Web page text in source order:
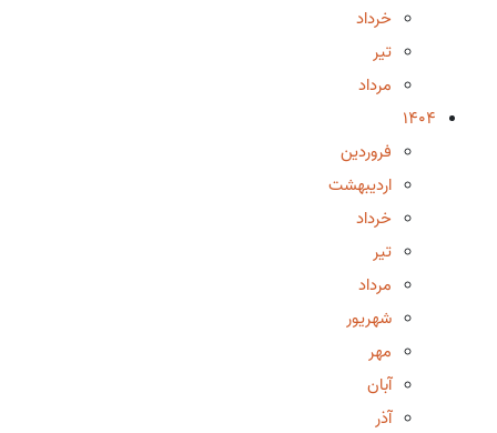
خرداد
تیر
مرداد
1404
فروردین
اردیبهشت
خرداد
تیر
مرداد
شهریور
مهر
آبان
آذر